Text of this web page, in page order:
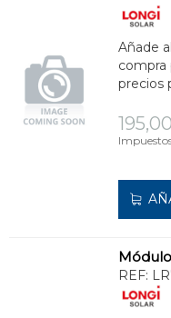
Añade
compra
precios
REF: